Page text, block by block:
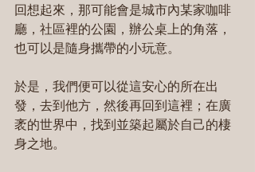
回想起來，那可能會是城市內某家咖啡
廳，社區裡的公園，辦公桌上的角落，
也可以是隨身攜帶的小玩意。
於是，我們便可以從這安心的所在出
發，去到他方，然後再回到這裡；在廣
袤的世界中，找到並築起屬於自己的棲
身之地。